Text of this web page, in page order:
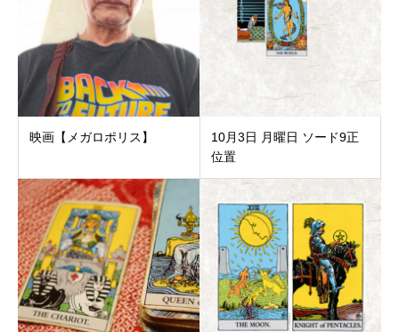
映画【メガロポリス】
10月3日 月曜日 ソード9正
位置